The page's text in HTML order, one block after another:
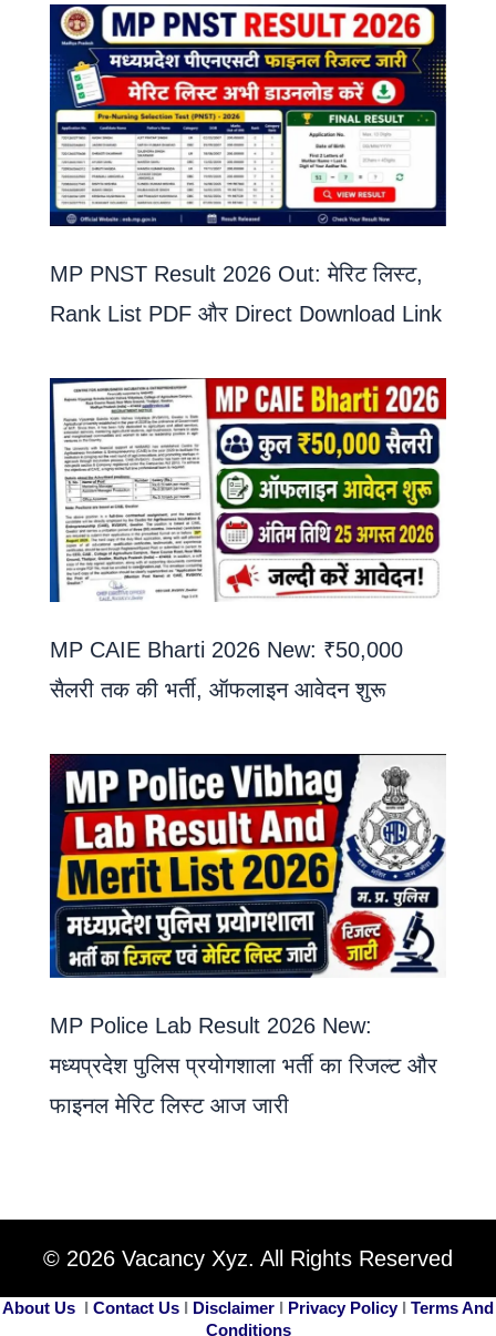
MP PNST Result 2026 Out: मेरिट लिस्ट,
Rank List PDF और Direct Download Link
MP CAIE Bharti 2026 New: ₹50,000
सैलरी तक की भर्ती, ऑफलाइन आवेदन शुरू
MP Police Lab Result 2026 New:
मध्यप्रदेश पुलिस प्रयोगशाला भर्ती का रिजल्ट और
फाइनल मेरिट लिस्ट आज जारी
© 2026 Vacancy Xyz. All Rights Reserved
About Us I Contact Us I Disclaimer I Privacy PolicyI Terms And
Conditions